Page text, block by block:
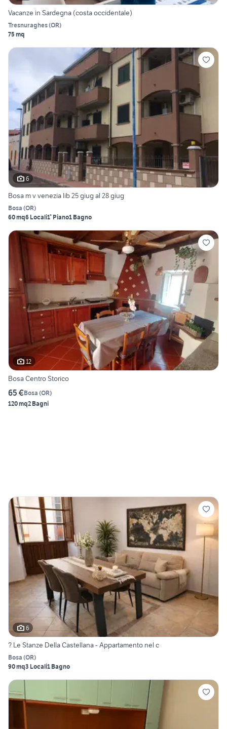
Vacanze in Sardegna (costa occidentale)
Tresnuraghes(OR)
75 mq
6
Bosa m v venezia lib 25 giug al 28 giug
Bosa (OR)
60 mq6 Locali1° Piano1 Bagno
12
Bosa Centro Storico
65 €Bosa (OR)
120 mq2 Bagni
6
? Le Stanze Della Castellana - Appartamento nel c
Bosa (OR)
90 mq3 Locali1 Bagno